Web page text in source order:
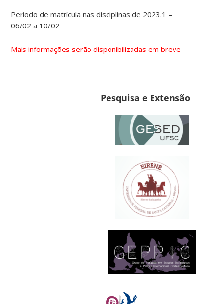
Período de matrícula nas disciplinas de 2023.1 –
06/02 a 10/02
Mais informações serão disponibilizadas em breve
Pesquisa e Extensão